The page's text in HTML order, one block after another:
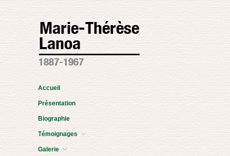
Accueil
Présentation
Biographie
Témoignages
Galerie